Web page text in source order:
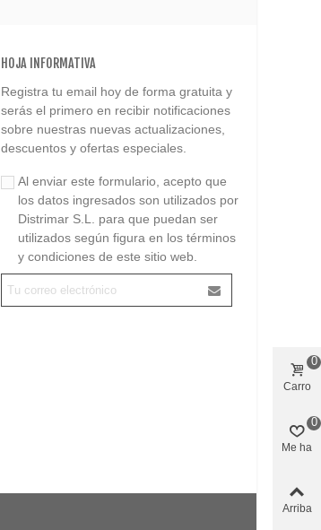
HOJA INFORMATIVA
Registra tu email hoy de forma gratuita y
serás el primero en recibir notificaciones
sobre nuestras nuevas actualizaciones,
descuentos y ofertas especiales.
Al enviar este formulario, acepto que
los datos ingresados son utilizados por
Distrimar S.L. para que puedan ser
utilizados según figura en los términos
y condiciones de este sitio web.
Carro
0
Me ha
0
Arriba